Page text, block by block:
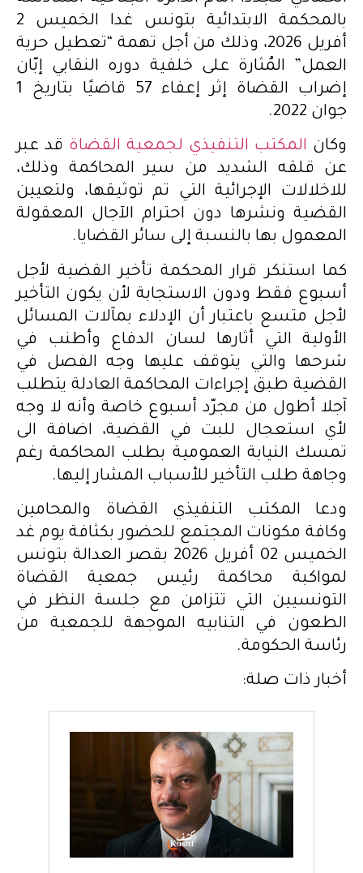
بالمحكمة الابتدائية بتونس غدا الخميس 2
أفريل 2026، وذلك من أجل تهمة “تعطيل حرية
العمل” المُثارة على خلفية دوره النقابي إبّان
إضراب القضاة إثر إعفاء 57 قاضيًا بتاريخ 1
جوان 2022.
وكان المكتب التنفيذي لجمعية القضاة قد عبر
عن قلقه الشديد من سير المحاكمة وذلك،
للاخلالات الإجرائية التي تم توثيقها، ولتعيين
القضية ونشرها دون احترام الآجال المعقولة
المعمول بها بالنسبة إلى سائر القضايا.
كما استنكر قرار المحكمة تأخير القضية لأجل
أسبوع فقط ودون الاستجابة لأن يكون التأخير
لأجل متسع باعتبار أن الإدلاء بمآلات المسائل
الأولية التي أثارها لسان الدفاع وأطنب في
شرحها والتي يتوقف عليها وجه الفصل في
القضية طبق إجراءات المحاكمة العادلة يتطلب
آجلا أطول من مجرّد أسبوع خاصة وأنه لا وجه
لأي استعجال للبت في القضية، اضافة الى
تمسك النيابة العمومية بطلب المحاكمة رغم
وجاهة طلب التأخير للأسباب المشار إليها.
ودعا المكتب التنفيذي القضاة والمحامين
وكافة مكونات المجتمع للحضور بكثافة يوم غد
الخميس 02 أفريل 2026 بقصر العدالة بتونس
لمواكبة محاكمة رئيس جمعية القضاة
التونسيين التي تتزامن مع جلسة النظر في
الطعون في التنابيه الموجهة للجمعية من
رئاسة الحكومة.
أخبار ذات صلة: